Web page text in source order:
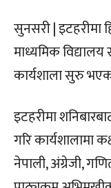
सुनसरी | इटहरीमा
माध्यमिक
कार्यशाला सुरु
इटहरीमा
गरि कार्यशालामा
नेपाली, अंग्रेजी,